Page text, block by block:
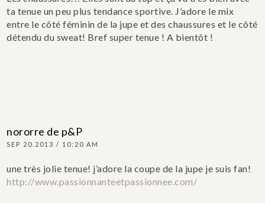
ta tenue un peu plus tendance sportive. J’adore le mix
entre le côté féminin de la jupe et des chaussures et le côté
détendu du sweat! Bref super tenue ! A bientôt !
nororre de p&P
SEP 20.2013 / 10:20 AM
une très jolie tenue! j’adore la coupe de la jupe je suis fan!
http://www.passionnanteetpassionnee.com/